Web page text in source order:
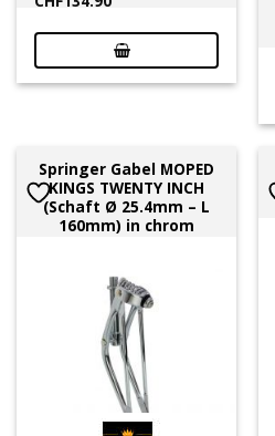
Springer Gabel MOPED
KINGS TWENTY INCH
(Schaft Ø 25.4mm – L
160mm) in chrom